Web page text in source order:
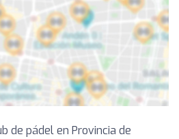
de pádel en Provincia de